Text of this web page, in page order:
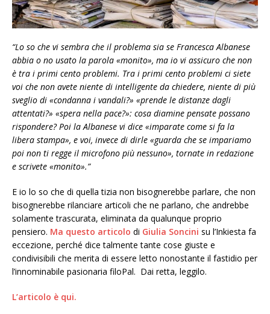
“Lo so che vi sembra che il problema sia se Francesca Albanese
abbia o no usato la parola «monito», ma io vi assicuro che non
è tra i primi cento problemi. Tra i primi cento problemi ci siete
voi che non avete niente di intelligente da chiedere, niente di più
sveglio di «condanna i vandali?» «prende le distanze dagli
attentati?» «spera nella pace?»: cosa diamine pensate possano
rispondere? Poi la Albanese vi dice «imparate come si fa la
libera stampa», e voi, invece di dirle «guarda che se impariamo
poi non ti regge il microfono più nessuno», tornate in redazione
e scrivete «monito».”
E io lo so che di quella tizia non bisognerebbe parlare, che non
bisognerebbe rilanciare articoli che ne parlano, che andrebbe
solamente trascurata, eliminata da qualunque proprio
pensiero. Ma questo articolo di Giulia Soncini su l’Inkiesta fa
eccezione, perché dice talmente tante cose giuste e
condivisibili che merita di essere letto nonostante il fastidio per
l’innominabile pasionaria filoPal. Dai retta, leggilo.
L’articolo è qui.